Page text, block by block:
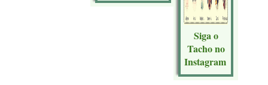
Siga o
Tacho no
Instagram